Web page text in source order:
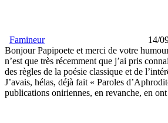
Famineur 14/
Bonjour Papipoete et merci de votre
n’est que très récemment que j’ai pris
des règles de la poésie classique et de
J’avais, hélas, déjà fait « Paroles
publications oniriennes, en revanche, en